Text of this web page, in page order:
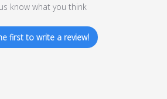
know what you think
first to write a review!